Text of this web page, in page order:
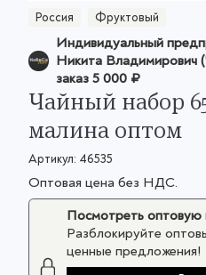
Россия Фруктовый
Индивидуальный
Никита Владимирович
заказ 5 000 ₽
Чайный набор
малина оптом
Артикул: 46535
Оптовая цена без НДС.
Посмотреть оптовую
Разблокируйте
ценные предложения!